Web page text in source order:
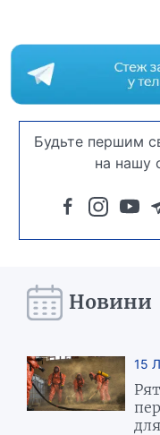
Будьте першим
на нашу
Новини
15